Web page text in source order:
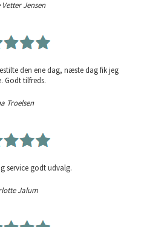
Jensen
den ene dag, næste dag fik jeg
Godt tilfreds.
Troelsen
service godt udvalg.
Jalum